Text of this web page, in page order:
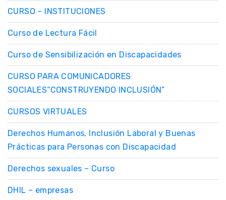
CURSO – INSTITUCIONES
Curso de Lectura Fácil
Curso de Sensibilización en Discapacidades
CURSO PARA COMUNICADORES
SOCIALES“CONSTRUYENDO INCLUSIÓN”
CURSOS VIRTUALES
Derechos Humanos, Inclusión Laboral y Buenas
Prácticas para Personas con Discapacidad
Derechos sexuales – Curso
DHIL – empresas